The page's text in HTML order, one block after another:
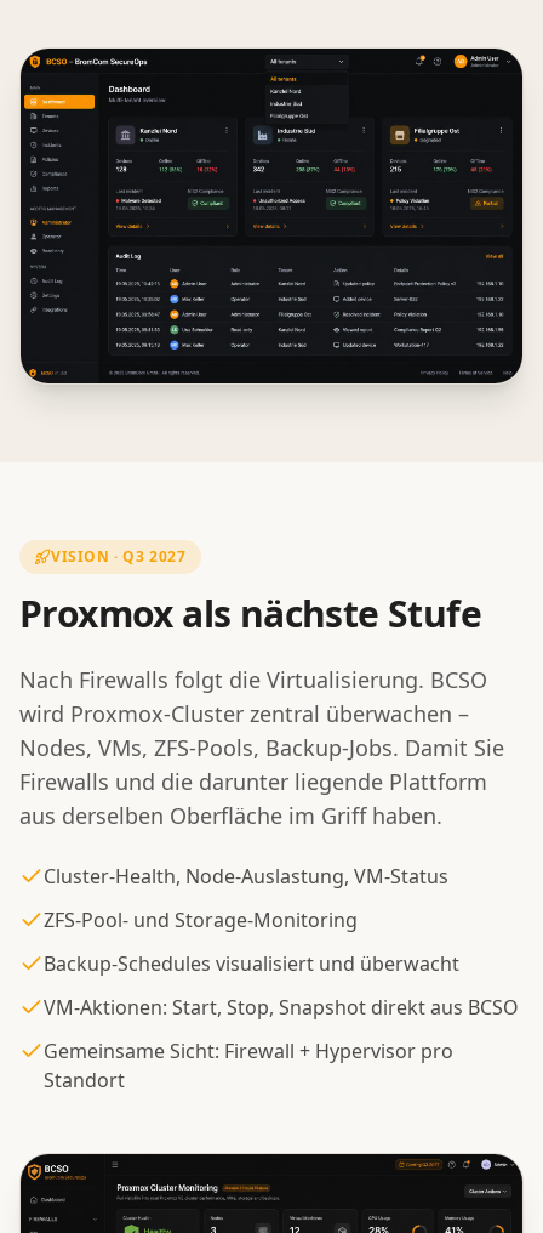
VISION · Q3 2027
Proxmox als nächste Stufe
Nach Firewalls folgt die Virtualisierung. BCSO
wird Proxmox-Cluster zentral überwachen –
Nodes, VMs, ZFS-Pools, Backup-Jobs. Damit Sie
Firewalls und die darunter liegende Plattform
aus derselben Oberfläche im Griff haben.
Cluster-Health, Node-Auslastung, VM-Status
ZFS-Pool- und Storage-Monitoring
Backup-Schedules visualisiert und überwacht
VM-Aktionen: Start, Stop, Snapshot direkt aus BCSO
Gemeinsame Sicht: Firewall + Hypervisor pro
Standort